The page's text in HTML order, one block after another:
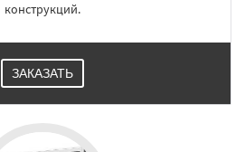
конструкций.
ЗАКАЗАТЬ